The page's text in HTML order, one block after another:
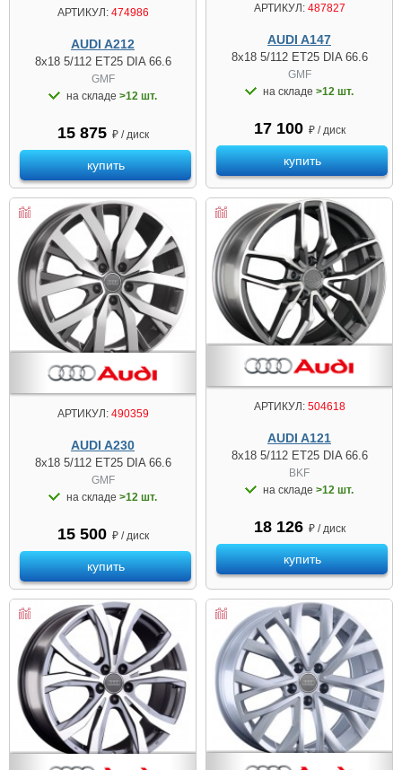
АРТИКУЛ:474986
AUDI A212
8x18 5/112 ET25 DIA 66.6
GMF
на складе >12 шт.
15 875 ₽ / диск
купить
АРТИКУЛ:487827
AUDI A147
8x18 5/112 ET25 DIA 66.6
GMF
на складе >12 шт.
17 100 ₽ / диск
купить
АРТИКУЛ:490359
AUDI A230
8x18 5/112 ET25 DIA 66.6
GMF
на складе >12 шт.
15 500 ₽ / диск
купить
АРТИКУЛ:504618
AUDI A121
8x18 5/112 ET25 DIA 66.6
BKF
на складе >12 шт.
18 126 ₽ / диск
купить